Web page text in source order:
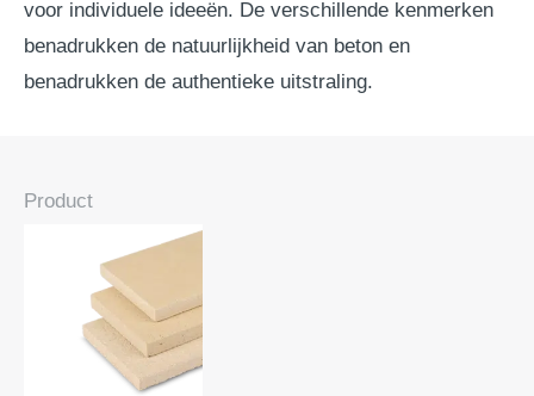
voor individuele ideeën. De verschillende kenmerken
benadrukken de natuurlijkheid van beton en
benadrukken de authentieke uitstraling.
Product